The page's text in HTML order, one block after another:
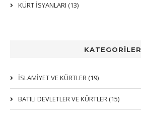
KATEGORİLER
İSLAMIYET VE KÜRTLER (19)
BATILI DEVLETLER VE KÜRTLER (15)
KÜRT İSYANLARI (13)